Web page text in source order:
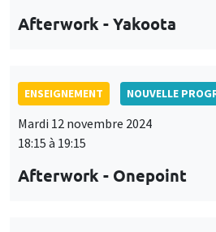
Afterwork - Yakoota
ENSEIGNEMENT NOUVELLE
Mardi 12 novembre 2024
18:15 à 19:15
Afterwork - Onepoint